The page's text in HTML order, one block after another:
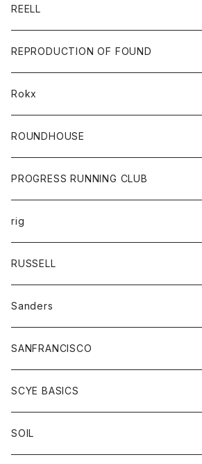
Tシャツ
帽子
グッズ
靴
バック
トップス
カットソー
カーディガン
ニット
ベスト
ボトムス
ショートパンツ
パンツ
レディース
カットソー
コート
ボトム
ワンピース
キーホルダー
財布
バック
REELL
パンツ
ショートパンツ
REPRODUCTION OF FOUND
Rokx
ボトム
ROUNDHOUSE
エプロン
キッズ
オーバーオール
ボトム
ペインターパンツ
PROGRESS RUNNING CLUB
トップス
Tシャツ
グッズ
帽子
rig
RUSSELL
アウター
コート
パーカー
スカート
Tシャツ
トップス
Sanders
グッズ
靴
SANFRANCISCO
アウター
カーディガン
グッズ
SCYE BASICS
ボトム
SOIL